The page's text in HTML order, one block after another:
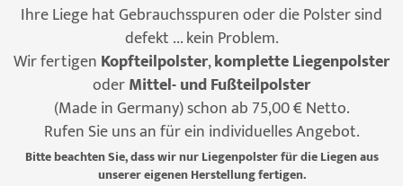
Ihre Liege hat Gebrauchsspuren oder die Polster sind
defekt ... kein Problem.
Wir fertigen Kopfteilpolster,komplette Liegenpolster
oderMittel- und Fußteilpolster
(Made in Germany) schon ab 75,00 € Netto.
Rufen Sie uns an für ein individuelles Angebot.
Bitte beachten Sie, dass wir nur Liegenpolster für die Liegen aus
unserer eigenen Herstellung fertigen.